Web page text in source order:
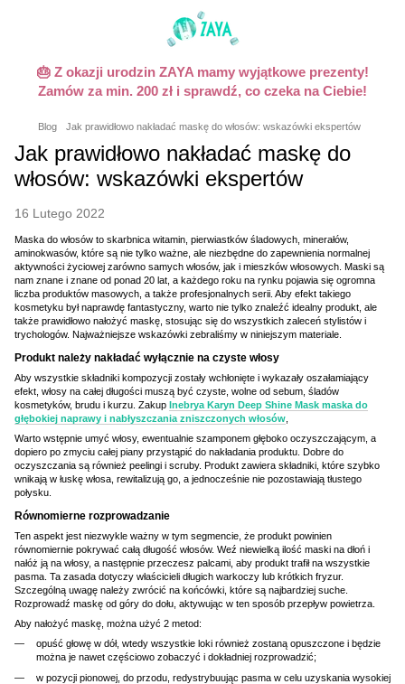
🎂 Z okazji urodzin ZAYA mamy wyjątkowe prezenty!
Zamów za min. 200 zł i sprawdź, co czeka na Ciebie!
Blog Jak prawidłowo nakładać maskę do włosów: wskazówki ekspertów
Jak prawidłowo nakładać maskę do
włosów: wskazówki ekspertów
16 Lutego 2022
Maska do włosów to skarbnica witamin, pierwiastków śladowych, minerałów,
aminokwasów, które są nie tylko ważne, ale niezbędne do zapewnienia normalnej
aktywności życiowej zarówno samych włosów, jak i mieszków włosowych. Maski są
nam znane i znane od ponad 20 lat, a każdego roku na rynku pojawia się ogromna
liczba produktów masowych, a także profesjonalnych serii. Aby efekt takiego
kosmetyku był naprawdę fantastyczny, warto nie tylko znaleźć idealny produkt, ale
także prawidłowo nałożyć maskę, stosując się do wszystkich zaleceń stylistów i
trychologów. Najważniejsze wskazówki zebraliśmy w niniejszym materiale.
Produkt należy nakładać wyłącznie na czyste włosy
Aby wszystkie składniki kompozycji zostały wchłonięte i wykazały oszałamiający
efekt, włosy na całej długości muszą być czyste, wolne od sebum, śladów
kosmetyków, brudu i kurzu. Zakup Inebrya Karyn Deep Shine Mask maska do
głębokiej naprawy i nabłyszczania zniszczonych włosów
Warto wstępnie umyć włosy, ewentualnie szamponem głęboko oczyszczającym, a
dopiero po zmyciu całej piany przystąpić do nakładania produktu. Dobre do
oczyszczania są również peelingi i scruby. Produkt zawiera składniki, które szybko
wnikają w łuskę włosa, rewitalizują go, a jednocześnie nie pozostawiają tłustego
połysku.
Równomierne rozprowadzanie
Ten aspekt jest niezwykle ważny w tym segmencie, że produkt powinien
równomiernie pokrywać całą długość włosów. Weź niewielką ilość maski na dłoń i
nałóż ją na włosy, a następnie przeczesz palcami, aby produkt trafił na wszystkie
pasma. Ta zasada dotyczy właścicieli długich warkoczy lub krótkich fryzur.
Szczególną uwagę należy zwrócić na końcówki, które są najbardziej suche.
Rozprowadź maskę od góry do dołu, aktywując w ten sposób przepływ powietrza.
Aby nałożyć maskę, można użyć 2 metod:
opuść głowę w dół, wtedy wszystkie loki również zostaną opuszczone i będzie
można je nawet częściowo zobaczyć i dokładniej rozprowadzić;
w pozycji pionowej, do przodu, redystrybuując pasma w celu uzyskania wysokiej